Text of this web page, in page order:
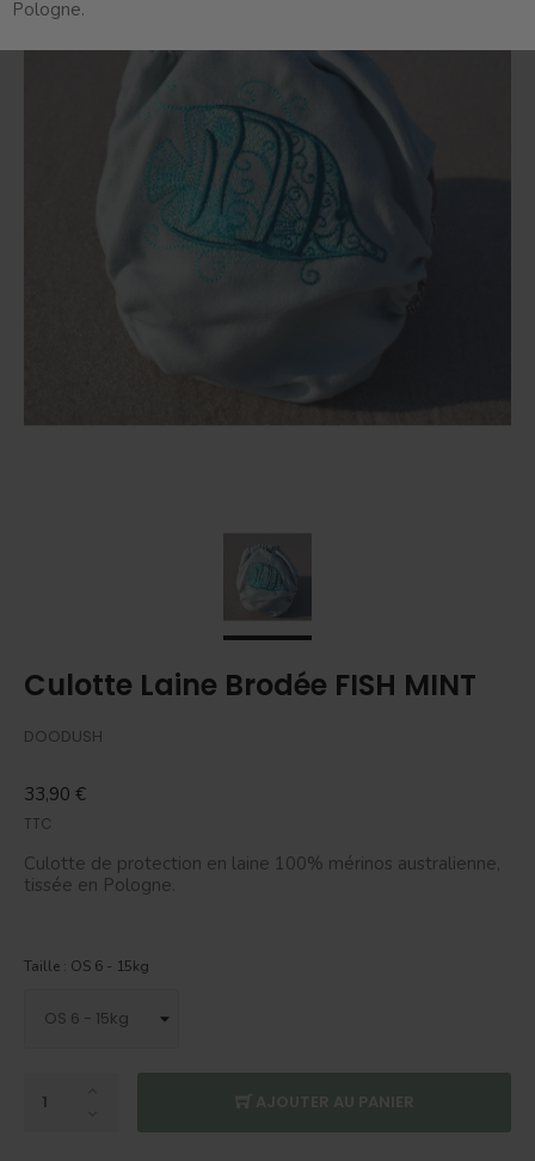
Pologne.
Culotte Laine Brodée FISH MINT
DOODUSH
33,90 €
TTC
Culotte de protection en laine 100% mérinos australienne,
tissée en Pologne.
Taille : OS 6 - 15kg
AJOUTER AU PANIER